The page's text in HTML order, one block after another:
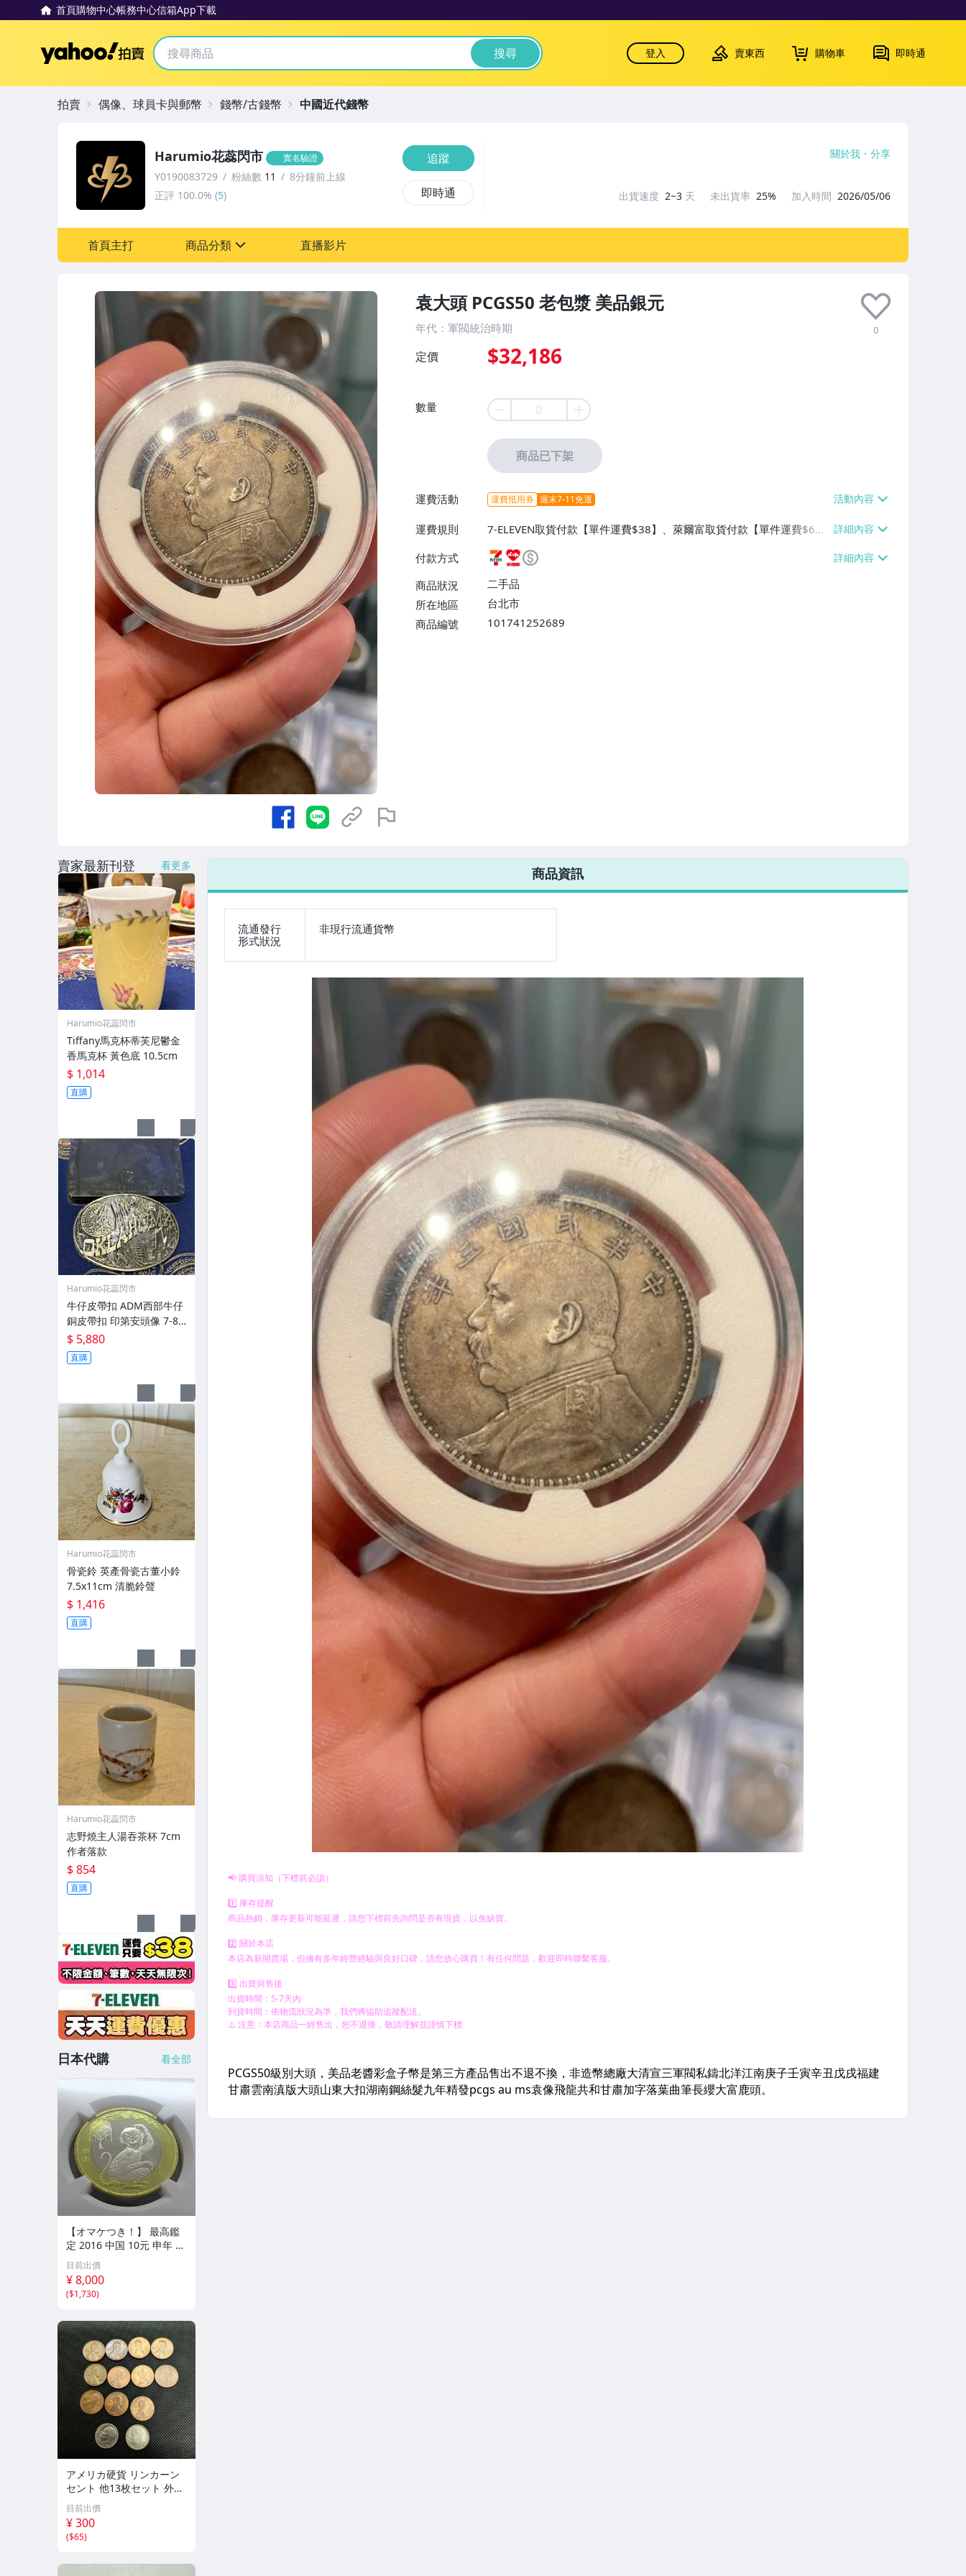
首頁購物中心帳務中心信箱App下載
Yahoo拍賣 搜尋 登入 賣東西 購物車 即時通
袁大頭 PCGS50 老包漿 美品銀元
0
年代：軍閥統治時期
定價 $32,186
數量
商品已下架
運費活動 運費抵用券 週末7-11免運
運費規則
7-ELEVEN取貨付款【單件運費$38】、萊爾富取貨付款【單件運費$6
0】、宅配/貨運【免運費】
付款方式
商品狀況
二手品
所在地區
台北市
商品編號
101741252689
Harumio花蕊閃市 實名驗證
Y0190083729 粉絲數 11
8分鐘前上線
正評 100.0% (5)
追蹤
即時通
關於我 分享
出貨速度 2~3 天 未出貨率 25% 加入時間 2026/05/06
首頁主打 商品分類
古董、藝術與礦石
居家、家具與園藝
玩具、模型與公仔
男性精品與服飾
偶像、球員卡與郵幣
女裝與服飾配件
手錶與飾品配件
女包精品與女鞋
運動、戶外與休閒
直播影片
拍賣 偶像、球員卡與郵幣 錢幣/古錢幣 中國近代錢幣
商品資訊
流通發行
形式狀況
非現行流通貨幣
賣家最新刊登 看更多
Harumio花蕊閃市
Tiffany馬克杯蒂芙尼鬱金
香馬克杯 黃色底 10.5cm
$ 1,014
直購
Harumio花蕊閃市
牛仔皮帶扣 ADM西部牛仔
銅皮帶扣 印第安頭像 7-80
年代 9.5x7cm
$ 5,880
直購
Harumio花蕊閃市
骨瓷鈴 英產骨瓷古董小鈴
7.5x11cm 清脆鈴聲
$ 1,416
直購
Harumio花蕊閃市
志野燒主人湯吞茶杯 7cm
作者落款
$ 854
直購
日本代購 看全部
【オマケつき！】 最高鑑
定 2016 中国 10元 申年 猿
バイメタル NGC MS69PL
プルーフライク 初期発行
金猴春ラベル アンティー
クコイン
目前出價
¥ 8,000
($1,730)
アメリカ硬貨 リンカーン
セント 他13枚セット 外国
コイン 古銭 コレクション
目前出價
¥ 300
($65)